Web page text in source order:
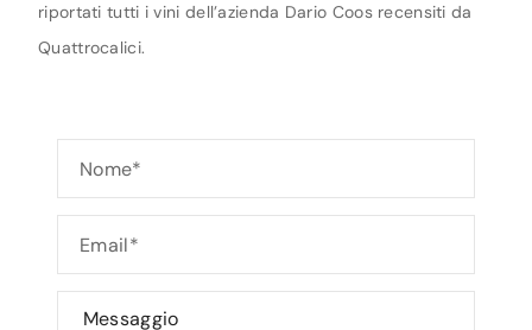
riportati tutti i vini dell’azienda Dario Coos recensiti da
Quattrocalici.